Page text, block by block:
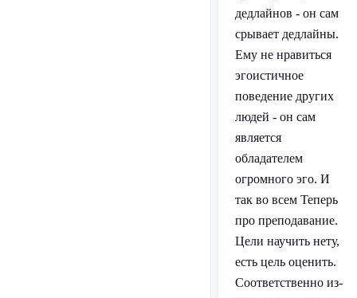
дедлайнов - он сам
срывает дедлайны.
Ему не нравиться
эгоистичное
поведение других
людей - он сам
является
обладателем
огромного эго. И
так во всем Теперь
про преподавание.
Цели научить нету,
есть цель оценить.
Соответственно из-